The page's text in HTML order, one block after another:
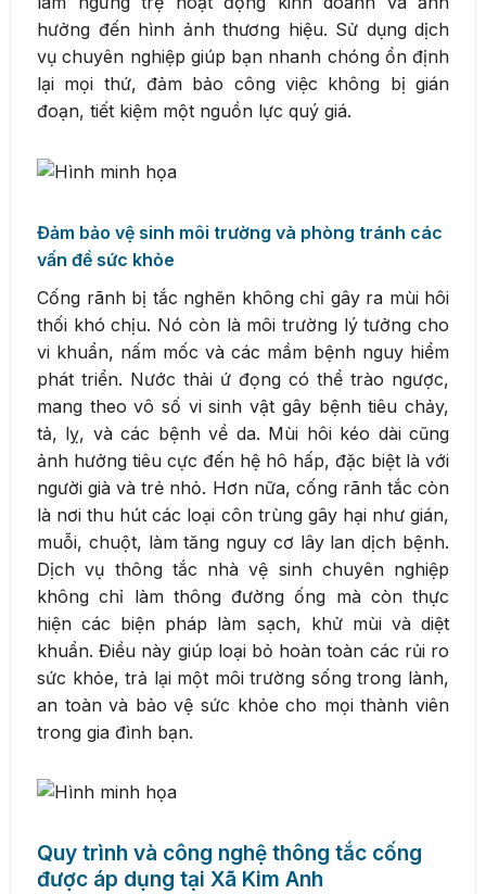
hưởng đến hình ảnh thương hiệu. Sử dụng dịch
vụ chuyên nghiệp giúp bạn nhanh chóng ổn định
lại mọi thứ, đảm bảo công việc không bị gián
đoạn, tiết kiệm một nguồn lực quý giá.
Đảm bảo vệ sinh môi trường và phòng tránh các
vấn đề sức khỏe
Cống rãnh bị tắc nghẽn không chỉ gây ra mùi hôi
thối khó chịu. Nó còn là môi trường lý tưởng cho
vi khuẩn, nấm mốc và các mầm bệnh nguy hiểm
phát triển. Nước thải ứ đọng có thể trào ngược,
mang theo vô số vi sinh vật gây bệnh tiêu chảy,
tả, lỵ, và các bệnh về da. Mùi hôi kéo dài cũng
ảnh hưởng tiêu cực đến hệ hô hấp, đặc biệt là với
người già và trẻ nhỏ. Hơn nữa, cống rãnh tắc còn
là nơi thu hút các loại côn trùng gây hại như gián,
muỗi, chuột, làm tăng nguy cơ lây lan dịch bệnh.
Dịch vụ thông tắc nhà vệ sinh chuyên nghiệp
không chỉ làm thông đường ống mà còn thực
hiện các biện pháp làm sạch, khử mùi và diệt
khuẩn. Điều này giúp loại bỏ hoàn toàn các rủi ro
sức khỏe, trả lại một môi trường sống trong lành,
an toàn và bảo vệ sức khỏe cho mọi thành viên
trong gia đình bạn.
Quy trình và công nghệ thông tắc cống
được áp dụng tại Xã Kim Anh